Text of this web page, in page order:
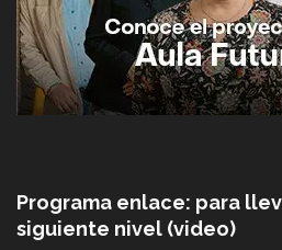
Programa enlace: para
siguiente nivel (video)